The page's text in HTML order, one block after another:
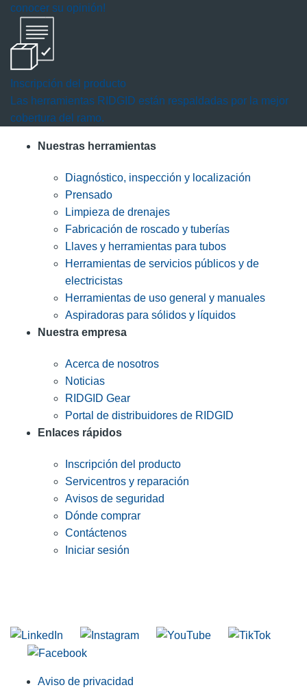
conocer su opinión!
Inscripción del producto
Las herramientas RIDGID están respaldadas por la mejor
cobertura del ramo.
Nuestras herramientas
Diagnóstico, inspección y localización
Prensado
Limpieza de drenajes
Fabricación de roscado y tuberías
Llaves y herramientas para tubos
Herramientas de servicios públicos y de
electricistas
Herramientas de uso general y manuales
Aspiradoras para sólidos y líquidos
Nuestra empresa
Acerca de nosotros
Noticias
RIDGID Gear
Portal de distribuidores de RIDGID
Enlaces rápidos
Inscripción del producto
Servicentros y reparación
Avisos de seguridad
Dónde comprar
Contáctenos
Iniciar sesión
Aviso de privacidad